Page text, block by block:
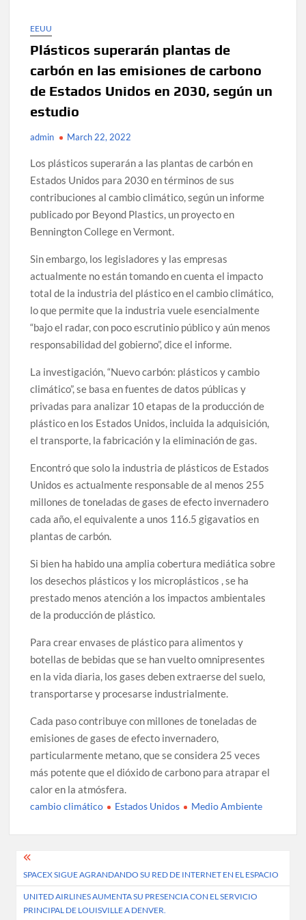
EEUU
Plásticos superarán plantas de
carbón en las emisiones de carbono
de Estados Unidos en 2030, según un
estudio
admin March 22, 2022
Los plásticos superarán a las plantas de carbón en
Estados Unidos para 2030 en términos de sus
contribuciones al cambio climático, según un informe
publicado por Beyond Plastics, un proyecto en
Bennington College en Vermont.
Sin embargo, los legisladores y las empresas
actualmente no están tomando en cuenta el impacto
total de la industria del plástico en el cambio climático,
lo que permite que la industria vuele esencialmente
“bajo el radar, con poco escrutinio público y aún menos
responsabilidad del gobierno”, dice el informe.
La investigación, “Nuevo carbón: plásticos y cambio
climático”, se basa en fuentes de datos públicas y
privadas para analizar 10 etapas de la producción de
plástico en los Estados Unidos, incluida la adquisición,
el transporte, la fabricación y la eliminación de gas.
Encontró que solo la industria de plásticos de Estados
Unidos es actualmente responsable de al menos 255
millones de toneladas de gases de efecto invernadero
cada año, el equivalente a unos 116.5 gigavatios en
plantas de carbón.
Si bien ha habido una amplia cobertura mediática sobre
los desechos plásticos y los microplásticos , se ha
prestado menos atención a los impactos ambientales
de la producción de plástico.
Para crear envases de plástico para alimentos y
botellas de bebidas que se han vuelto omnipresentes
en la vida diaria, los gases deben extraerse del suelo,
transportarse y procesarse industrialmente.
Cada paso contribuye con millones de toneladas de
emisiones de gases de efecto invernadero,
particularmente metano, que se considera 25 veces
más potente que el dióxido de carbono para atrapar el
calor en la atmósfera.
cambio climático Estados Unidos Medio Ambiente
Post
navigation
SPACEX SIGUE AGRANDANDO SU RED DE INTERNET EN EL ESPACIO
UNITED AIRLINES AUMENTA SU PRESENCIA CON EL SERVICIO
PRINCIPAL DE LOUISVILLE A DENVER.